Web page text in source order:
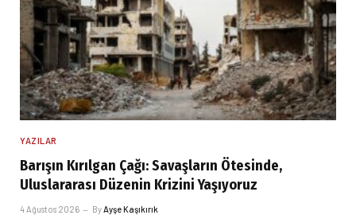
YAZILAR
Barışın Kırılgan Çağı: Savaşların Ötesinde,
Uluslararası Düzenin Krizini Yaşıyoruz
4 Ağustos 2026 ByAyşe Kaşıkırık